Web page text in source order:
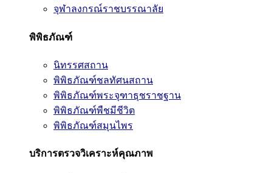
จุฬาลงกรณ์ราชบรรณาลัย
พิพิธภัณฑ์
นิทรรศสถาน
พิพิธภัณฑ์ชลทัศนสถาน
พิพิธภัณฑ์พระจุฑาธุชราชฐาน
พิพิธภัณฑ์พืชมีชีวิต
พิพิธภัณฑ์สมุนไพร
บริการตรวจวิเคราะห์คุณภาพ